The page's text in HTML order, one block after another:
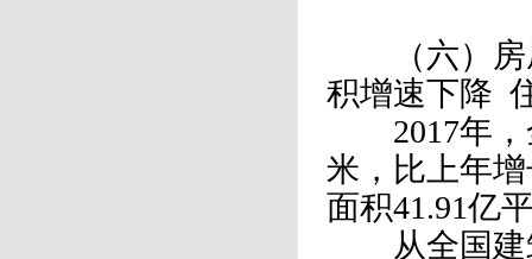
（六）房
积增速下降
2017年，
米，比上年
面积41.91亿
从全国建